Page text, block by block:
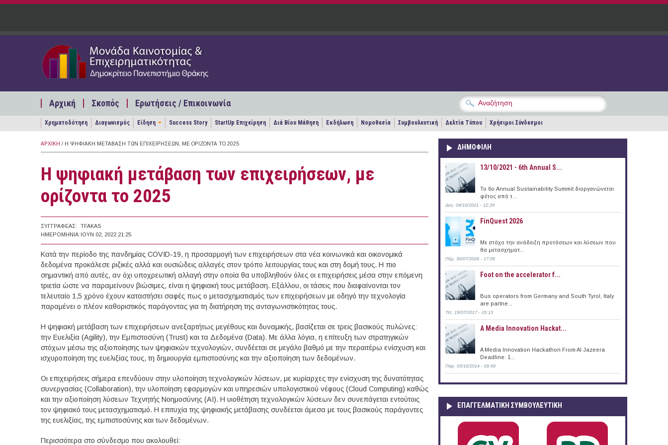
Παράκαμψη προς το κυρίως περιεχόμενο
Αρχική Σκοπός Ερωτήσεις / Επικοινωνία
Χρηματοδότηση Διαγωνισμός Είδηση Success Story StartUp Επιχείρηση Διά Βίου Μάθηση Εκδήλωση Νομοθεσία Συμβουλευτική Δελτία Τύπου Χρήσιμοι Σύνδεσμοι
ΑΡΧΙΚΉ / Η ΨΗΦΙΑΚΉ ΜΕΤΆΒΑΣΗ ΤΩΝ ΕΠΙΧΕΙΡΉΣΕΩΝ, ΜΕ ΟΡΊΖΟΝΤΑ ΤΟ 2025
Η ψηφιακή μετάβαση των επιχειρήσεων, με
ορίζοντα το 2025
ΣΥΓΓΡΑΦΈΑΣ:
TFAKAS
ΗΜΕΡΟΜΗΝΊΑ: ΙΟΥΝ 02, 2022 21:25
Κατά την περίοδο της πανδημίας COVID-19, η προσαρμογή των επιχειρήσεων στα νέα κοινωνικά και οικονομικά
δεδομένα προκάλεσε ριζικές αλλά και ουσιώδεις αλλαγές στον τρόπο λειτουργίας τους και στη δομή τους. Η πιο
σημαντική από αυτές, αν όχι υποχρεωτική αλλαγή στην οποία θα υποβληθούν όλες οι επιχειρήσεις μέσα στην επόμενη
τριετία ώστε να παραμείνουν βιώσιμες, είναι η ψηφιακή τους μετάβαση. Εξάλλου, οι τάσεις που διαφαίνονται τον
τελευταίο 1,5 χρόνο έχουν καταστήσει σαφές πως ο μετασχηματισμός των επιχειρήσεων με οδηγό την τεχνολογία
παραμένει ο πλέον καθοριστικός παράγοντας για τη διατήρηση της ανταγωνιστικότητας τους.
Η ψηφιακή μετάβαση των επιχειρήσεων ανεξαρτήτως μεγέθους και δυναμικής, βασίζεται σε τρεις βασικούς πυλώνες:
την Ευελιξία (Agility), την Εμπιστοσύνη (Trust) και τα Δεδομένα (Data). Με άλλα λόγια, η επίτευξη των στρατηγικών
στόχων μέσω της αξιοποίησης των ψηφιακών τεχνολογιών, συνδέεται σε μεγάλο βαθμό με την περαιτέρω ενίσχυση και
ισχυροποίηση της ευελιξίας τους, τη δημιουργία εμπιστοσύνης και την αξιοποίηση των δεδομένων.
Οι επιχειρήσεις σήμερα επενδύουν στην υλοποίηση τεχνολογικών λύσεων, με κυρίαρχες την ενίσχυση της δυνατότητας
συνεργασίας (Collaboration), την υλοποίηση εφαρμογών και υπηρεσιών υπολογιστικού νέφους (Cloud Computing) καθώς
και την αξιοποίηση λύσεων Τεχνητής Νοημοσύνης (AI). Η υιοθέτηση τεχνολογικών λύσεων δεν συνεπάγεται εντούτοις
τον ψηφιακό τους μετασχηματισμό. Η επιτυχία της ψηφιακής μετάβασης συνδέεται άμεσα με τους βασικούς παράγοντες
της ευελιξίας, της εμπιστοσύνης και των δεδομένων.
Περισσότερα στο σύνδεσμο που ακολουθεί:
ΔΗΜΟΦΙΛΗ
13/10/2021 - 6th Annual S...
To 6ο Annual Sustainability Summit διοργανώνεται
φέτος από τ...
Δευ, 04/10/2021 - 12:29
FinQuest 2026
Με στόχο την ανάδειξη προτάσεων και λύσεων που
θα μετασχηματ...
Πέμ, 30/07/2026 - 17:05
Foot on the accelerator f...
Bus operators from Germany and South Tyrol, Italy
are partne...
Τετ, 19/07/2017 - 15:13
A Media Innovation Hackat...
A Media Innovation Hackathon From Al Jazeera
Deadline: 1...
Παρ, 03/10/2014 - 09:59
ΕΠΑΓΓΕΛΜΑΤΙΚΉ ΣΥΜΒΟΥΛΕΥΤΙΚΉ